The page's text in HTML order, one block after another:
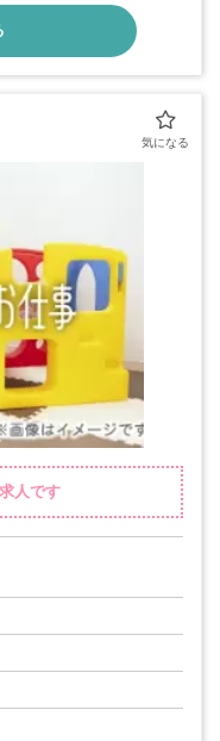
人です